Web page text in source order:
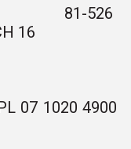
526
16
07 1020 4900